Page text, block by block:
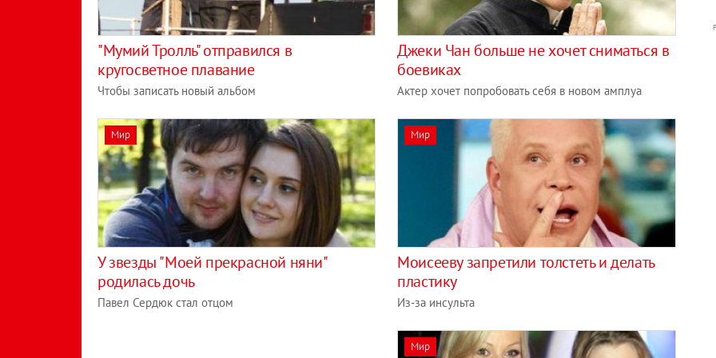
"Мумий Тролль" отправился в
кругосветное плавание
Чтобы записать новый альбом
Джеки Чан больше не хочет сниматься в
боевиках
Актер хочет попробовать себя в новом амплуа
Мир
У звезды "Моей прекрасной няни"
родилась дочь
Павел Сердюк стал отцом
Мир
Моисееву запретили толстеть и делать
пластику
Из-за инсульта
Мир